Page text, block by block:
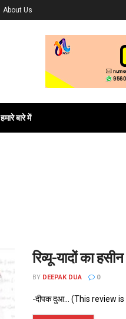
About Us
हमारे बारे में
रिव्यू-यादों का
BY DEEPAK DUA 0
-दीपक दुआ... (This review is